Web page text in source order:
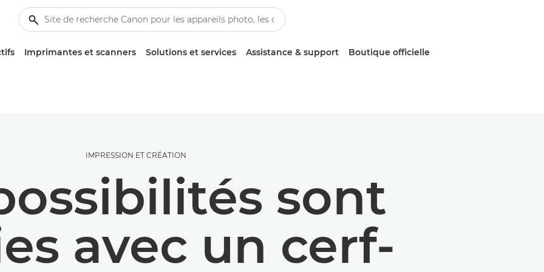
Imprimantes et scanners Solutions et services Assistance & support Boutique officielle
IMPRESSION ET CRÉATION
sont
avec un cerf-